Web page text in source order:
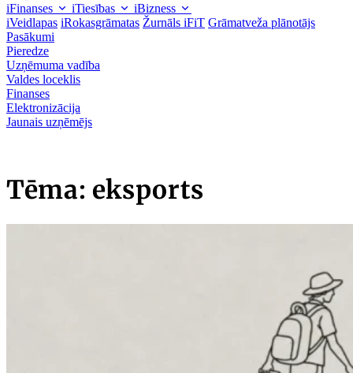
iFinanses iTiesības
iBizness
iVeidlapas iRokasgrāmatas Žurnāls iFiT Grāmatveža plānotājs
Pasākumi
Pieredze
Uzņēmuma vadība
Valdes loceklis
Finanses
Elektronizācija
Jaunais uzņēmējs
Tēma: eksports